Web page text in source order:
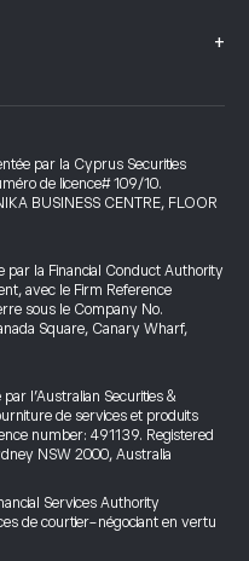
+
par la Cyprus Securities
de licence# 109/10.
BUSINESS CENTRE, FLOOR
par la Financial Conduct Authority
avec le Firm Reference
sous le Company No.
Square, Canary Wharf,
l’Australian Securities &
de services et produits
number: 491139. Registered
NSW 2000, Australia
Services Authority
de courtier-négociant en vertu